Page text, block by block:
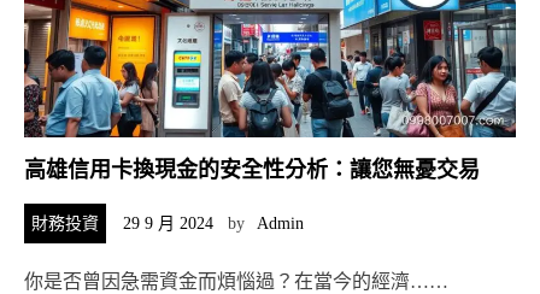
高雄信用卡換現金的安全性分析：讓您無憂交易
財務投資 29 9 月 2024 by Admin
你是否曾因急需資金而煩惱過？在當今的經濟……